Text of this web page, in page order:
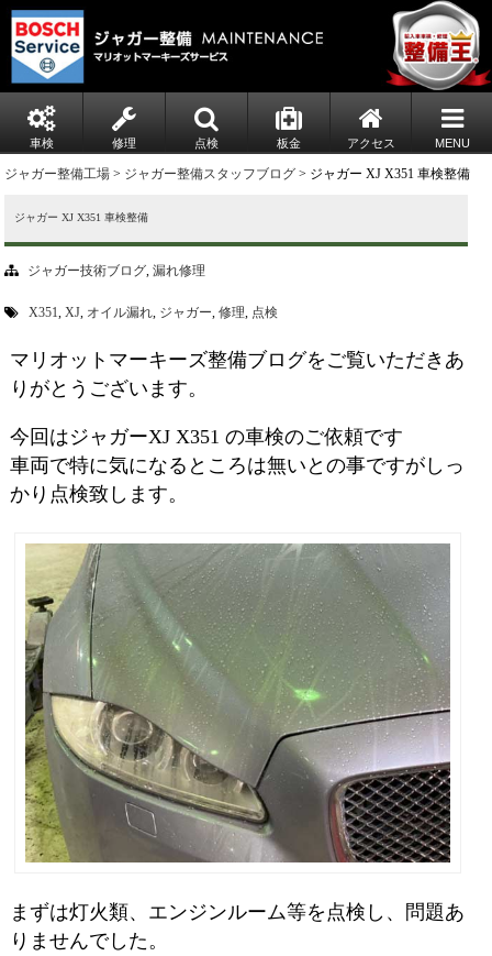
車検 修理 点検 板金 アクセス MENU
ジャガー整備工場 > ジャガー整備スタッフブログ > ジャガー XJ X351 車検整備
ジャガー XJ X351 車検整備
ジャガー技術ブログ,漏れ修理
X351,XJ, オイル漏れ, ジャガー,修理, 点検
マリオットマーキーズ整備ブログをご覧いただきあ
りがとうございます。
今回はジャガーXJ X351 の車検のご依頼です
車両で特に気になるところは無いとの事ですがしっ
かり点検致します。
まずは灯火類、エンジンルーム等を点検し、問題あ
りませんでした。